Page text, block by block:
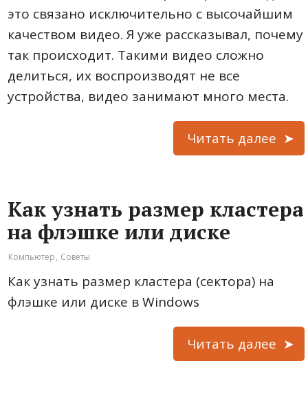
это связано исключительно с высочайшим
качеством видео. Я уже рассказывал, почему
так происходит. Такими видео сложно
делиться, их воспроизводят не все
устройства, видео занимают много места.
Читать далее
Как узнать размер кластера
на флэшке или диске
Компьютер, Советы
Как узнать размер кластера (сектора) на
флэшке или диске в Windows
Читать далее